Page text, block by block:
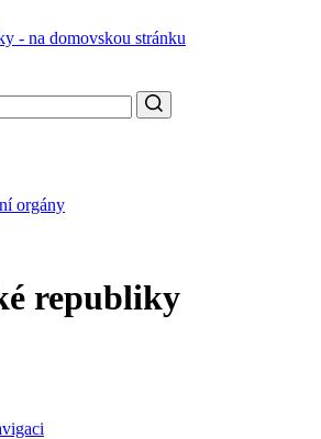
orgány
republiky